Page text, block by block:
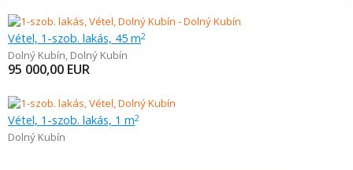
Vétel, 1-szob. lakás, 45 m2
Dolný Kubín, Dolný Kubín
95 000,00 EUR
Vétel, 1-szob. lakás, 1 m2
Dolný Kubín